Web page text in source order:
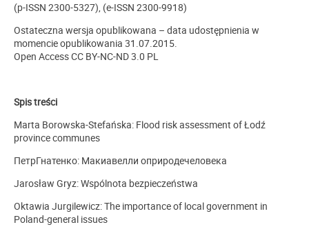
(p-ISSN 2300-5327), (e-ISSN 2300-9918)
Ostateczna wersja opublikowana – data udostępnienia w
momencie opublikowania 31.07.2015.
Open Access CC BY-NC-ND 3.0 PL
Spis treści
Marta Borowska-Stefańska: Flood risk assessment of Łodź
province communes
ПетрГнатенко: Макиавелли оприродечеловека
Jarosław Gryz: Wspólnota bezpieczeństwa
Oktawia Jurgilewicz: The importance of local government in
Poland-general issues